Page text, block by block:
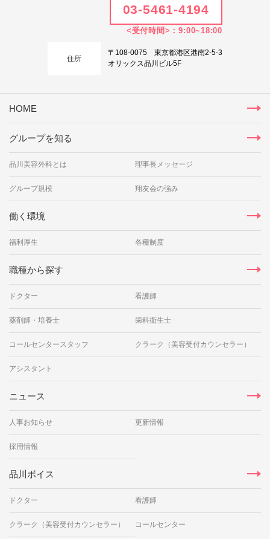
03-5461-4194
<受付時間>：9:00~18:00
住所
〒108-0075 東京都港区港南2-5-3
オリックス品川ビル5F
HOME
グループを知る
品川美容外科とは 理事長メッセージ
グループ規模 翔友会の強み
働く環境
福利厚生 各種制度
職種から探す
ドクター 看護師
薬剤師・培養士 歯科衛生士
コールセンタースタッフ クラーク（美容受付カウンセラー）
アシスタント
ニュース
人事お知らせ 更新情報
採用情報
品川ボイス
ドクター 看護師
クラーク（美容受付カウンセラー） コールセンター